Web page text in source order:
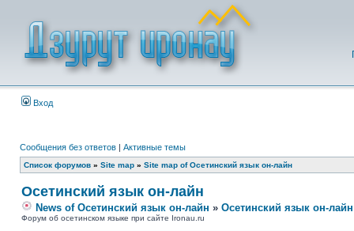
Вход
Сообщения без ответов | Активные темы
Список форумов » Site map » Site map of Осетинский язык он-лайн
Осетинский язык он-лайн
News of Осетинский язык он-лайн » Осетинский язык он-лайн
Форум об осетинском языке при сайте Ironau.ru